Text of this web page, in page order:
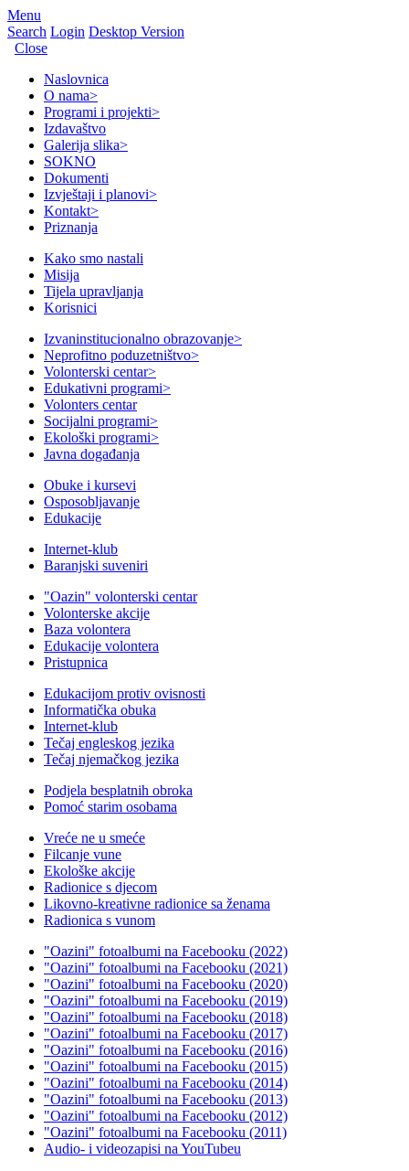
Menu
Search Login Desktop Version
Close
Naslovnica
O nama>
Programi i projekti>
Izdavaštvo
Galerija slika>
SOKNO
Dokumenti
Izvještaji i planovi>
Kontakt>
Priznanja
Kako smo nastali
Misija
Tijela upravljanja
Korisnici
Izvaninstitucionalno obrazovanje>
Neprofitno poduzetništvo>
Volonterski centar>
Edukativni programi>
Volonters centar
Socijalni programi>
Ekološki programi>
Javna događanja
Obuke i kursevi
Osposobljavanje
Edukacije
Internet-klub
Baranjski suveniri
"Oazin" volonterski centar
Volonterske akcije
Baza volontera
Edukacije volontera
Pristupnica
Edukacijom protiv ovisnosti
Informatička obuka
Internet-klub
Tečaj engleskog jezika
Tečaj njemačkog jezika
Podjela besplatnih obroka
Pomoć starim osobama
Vreće ne u smeće
Filcanje vune
Ekološke akcije
Radionice s djecom
Likovno-kreativne radionice sa ženama
Radionica s vunom
"Oazini" fotoalbumi na Facebooku (2022)
"Oazini" fotoalbumi na Facebooku (2021)
"Oazini" fotoalbumi na Facebooku (2020)
"Oazini" fotoalbumi na Facebooku (2019)
"Oazini" fotoalbumi na Facebooku (2018)
"Oazini" fotoalbumi na Facebooku (2017)
"Oazini" fotoalbumi na Facebooku (2016)
"Oazini" fotoalbumi na Facebooku (2015)
"Oazini" fotoalbumi na Facebooku (2014)
"Oazini" fotoalbumi na Facebooku (2013)
"Oazini" fotoalbumi na Facebooku (2012)
"Oazini" fotoalbumi na Facebooku (2011)
Audio- i videozapisi na YouTubeu